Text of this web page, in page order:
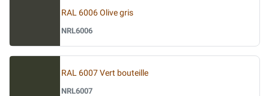
RAL 6006 Olive gris
NRL6006
RAL 6007 Vert bouteille
NRL6007